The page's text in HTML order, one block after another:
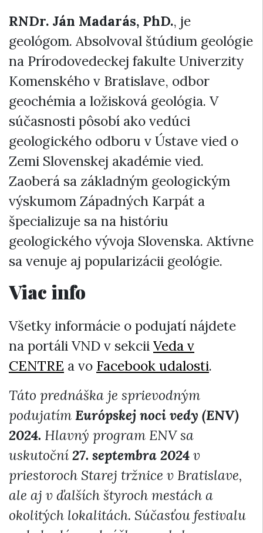
RNDr. Ján Madarás, PhD., je
geológom. Absolvoval štúdium geológie
na Prírodovedeckej fakulte Univerzity
Komenského v Bratislave, odbor
geochémia a ložisková geológia. V
súčasnosti pôsobí ako vedúci
geologického odboru v Ústave vied o
Zemi Slovenskej akadémie vied.
Zaoberá sa základným geologickým
výskumom Západných Karpát a
špecializuje sa na históriu
geologického vývoja Slovenska. Aktívne
sa venuje aj popularizácii geológie.
Viac info
Všetky informácie o podujatí nájdete
na portáli VND v sekcii Veda v
CENTRE a vo Facebook udalosti.
Táto prednáška je sprievodným
podujatím Európskej noci vedy (ENV)
2024. Hlavný program ENV sa
uskutoční 27. septembra 2024 v
priestoroch Starej tržnice v Bratislave,
ale aj v ďalších štyroch mestách a
okolitých lokalitách. Súčasťou festivalu